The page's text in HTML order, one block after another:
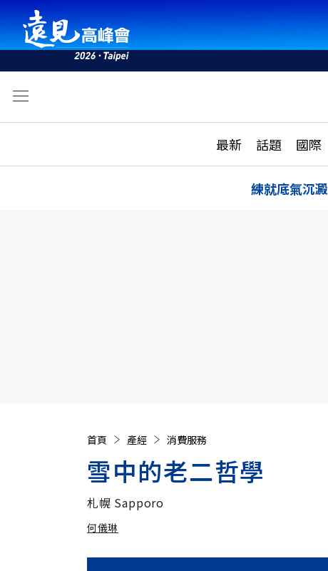
最新 話題 國際
活動
話題
練就底氣沉澱
首頁 產經 消費服務
雪中的老二哲學
札幌 Sapporo
何儀琳